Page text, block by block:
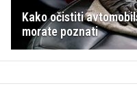
Kako očistiti
morate poznati